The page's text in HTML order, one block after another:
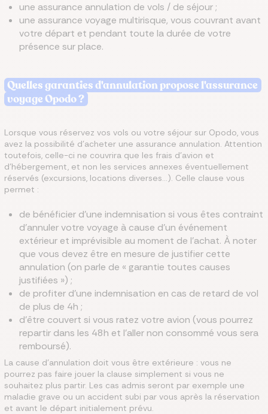
une assurance annulation de vols / de séjour ;
une assurance voyage multirisque, vous couvrant avant
votre départ et pendant toute la durée de votre
présence sur place.
Quelles garanties d'annulation propose l'assurance
voyage Opodo ?
Lorsque vous réservez vos vols ou votre séjour sur Opodo, vous
avez la possibilité d’acheter une assurance annulation. Attention
toutefois, celle-ci ne couvrira que les frais d’avion et
d’hébergement, et non les services annexes éventuellement
réservés (excursions, locations diverses…). Celle clause vous
permet :
de bénéficier d’une indemnisation si vous êtes contraint
d’annuler votre voyage à cause d’un événement
extérieur et imprévisible au moment de l’achat. À noter
que vous devez être en mesure de justifier cette
annulation (on parle de « garantie toutes causes
justifiées ») ;
de profiter d’une indemnisation en cas de retard de vol
de plus de 4h ;
d’être couvert si vous ratez votre avion (vous pourrez
repartir dans les 48h et l’aller non consommé vous sera
remboursé).
La cause d’annulation doit vous être extérieure : vous ne
pourrez pas faire jouer la clause simplement si vous ne
souhaitez plus partir. Les cas admis seront par exemple une
maladie grave ou un accident subi par vous après la réservation
et avant le départ initialement prévu.